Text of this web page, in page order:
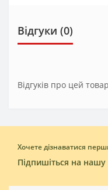
Відгуки (0)
Відгуків про цей
Хочете дізнаватися
Підпишіться на нашу